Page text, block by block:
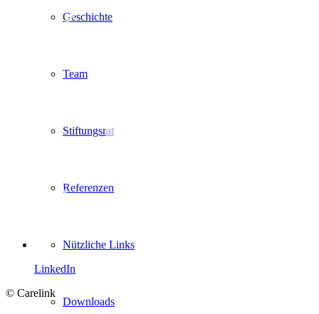
Geschichte
Team
Stiftungsrat
Referenzen
Nützliche Links
Downloads
LinkedIn
© Carelink